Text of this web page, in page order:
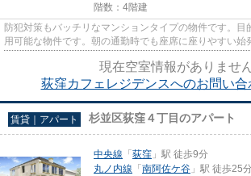
階数：4階建
防犯対策もバッチリなマンションタイプの物件です。目
用可能な物件です。朝の通勤時でも座席に座りやすい始
現在空室情報がありません
荻窪カフェレジデンスへのお問い合
賃貸｜アパート 杉並区荻窪４丁目のアパート
中央線 「 荻窪 」駅 徒歩9分
丸ノ内線 「 南阿佐ケ谷 」駅 徒歩25